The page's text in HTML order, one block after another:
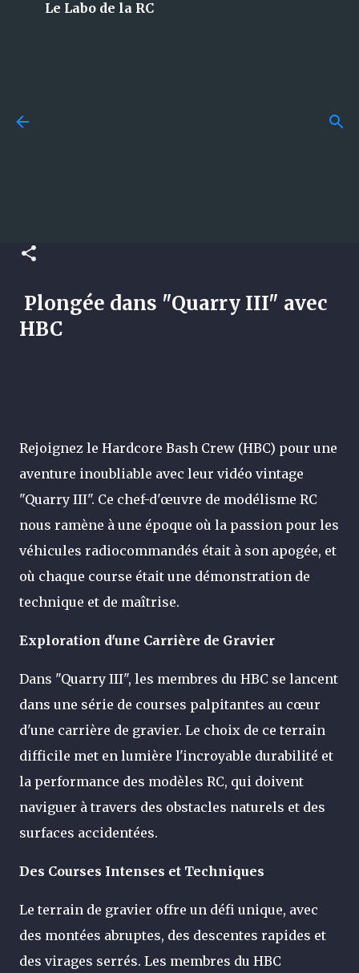
Le Labo de la RC
Plongée dans "Quarry III" avec
HBC
Rejoignez le Hardcore Bash Crew (HBC) pour une
aventure inoubliable avec leur vidéo vintage
"Quarry III". Ce chef-d'œuvre de modélisme RC
nous ramène à une époque où la passion pour les
véhicules radiocommandés était à son apogée, et
où chaque course était une démonstration de
technique et de maîtrise.
Exploration d'une Carrière de Gravier
Dans "Quarry III", les membres du HBC se lancent
dans une série de courses palpitantes au cœur
d'une carrière de gravier. Le choix de ce terrain
difficile met en lumière l'incroyable durabilité et
la performance des modèles RC, qui doivent
naviguer à travers des obstacles naturels et des
surfaces accidentées.
Des Courses Intenses et Techniques
Le terrain de gravier offre un défi unique, avec
des montées abruptes, des descentes rapides et
des virages serrés. Les membres du HBC